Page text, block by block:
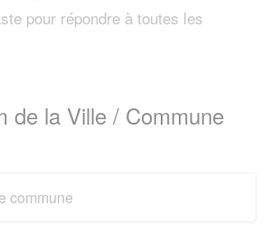
pour répondre à toutes les
de la Ville / Commune